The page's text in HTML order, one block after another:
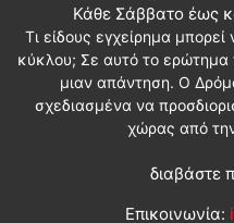
Κάθε Σάββατο έως
Τι είδους εγχείρημα
κύκλου; Σε αυτό το ερώτημα
μιαν απάντηση. Ο
σχεδιασμένα να
χώρας από
διαβάστε
Επικοινωνία: